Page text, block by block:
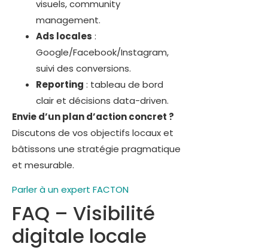
visuels, community
management.
Ads locales :
Google/Facebook/Instagram,
suivi des conversions.
Reporting : tableau de bord
clair et décisions data-driven.
Envie d’un plan d’action concret ?
Discutons de vos objectifs locaux et
bâtissons une stratégie pragmatique
et mesurable.
Parler à un expert FACTON
FAQ – Visibilité
digitale locale